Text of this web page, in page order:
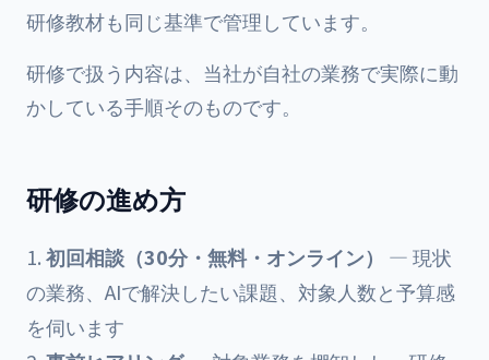
研修教材も同じ基準で管理しています。
研修で扱う内容は、当社が自社の業務で実際に動
かしている手順そのものです。
研修の進め方
初回相談（30分・無料・オンライン）
— 現状
の業務、AIで解決したい課題、対象人数と予算感
を伺います